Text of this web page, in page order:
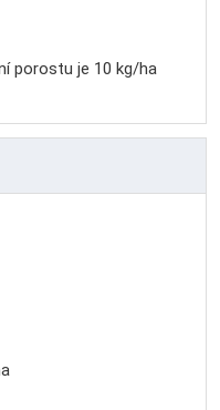
porostu je 10 kg/ha